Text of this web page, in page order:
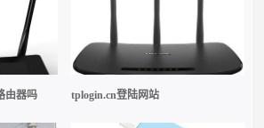
由器吗 tplogin.cn登陆网站